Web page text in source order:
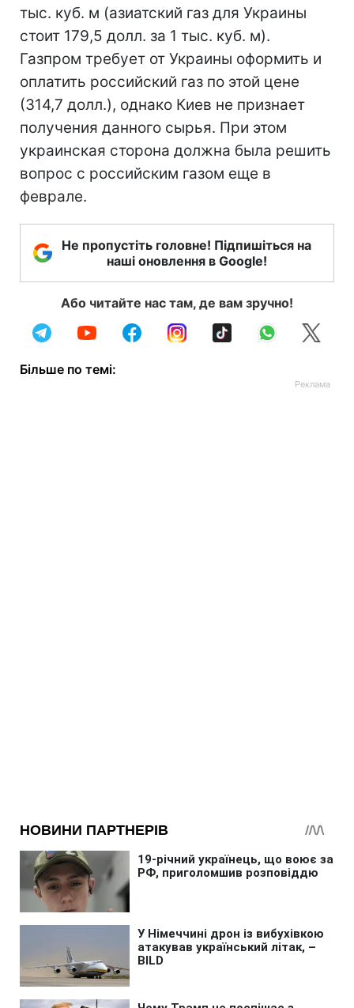
тыс. куб. м (азиатский газ для Украины
стоит 179,5 долл. за 1 тыс. куб. м).
Газпром требует от Украины оформить и
оплатить российский газ по этой цене
(314,7 долл.), однако Киев не признает
получения данного сырья. При этом
украинская сторона должна была решить
вопрос с российским газом еще в
феврале.
Не пропустіть головне! Підпишіться на
наші оновлення в Google!
Або читайте нас там, де вам зручно!
Більше по темі: